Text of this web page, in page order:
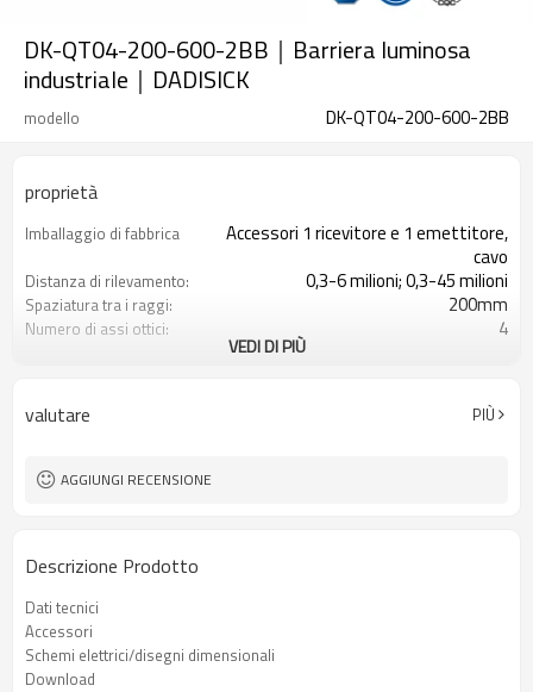
DK-QT04-200-600-2BB｜Barriera luminosa
industriale｜DADISICK
modello DK-QT04-200-600-2BB
proprietà
Imballaggio di fabbrica
Accessori 1 ricevitore e 1 emettitore,
cavo
Distanza di rilevamento: 0,3-6 milioni; 0,3-45 milioni
Spaziatura tra i raggi: 200mm
Numero di assi ottici: 4
Spina di interfaccia Dotato di connettore M16
Certificazione:
VEDI DI PIÙ
valutare PIÙ
AGGIUNGI RECENSIONE
Descrizione Prodotto
Dati tecnici
Accessori
Schemi elettrici/disegni dimensionali
Download